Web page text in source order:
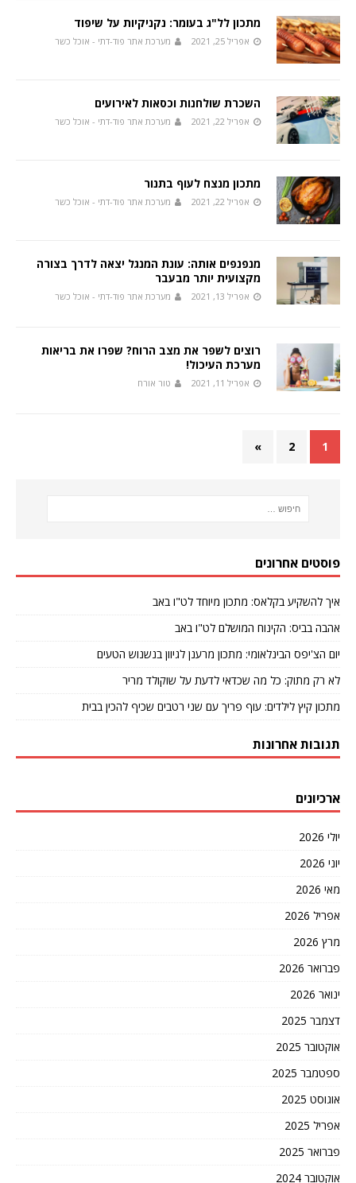
מתכון לל"ג בעומר: נקניקיות על שיפוד
אפריל 25, 2021 מערכת אתר פוד-דתי - אוכל כשר
השכרת שולחנות וכסאות לאירועים
אפריל 22, 2021 מערכת אתר פוד-דתי - אוכל כשר
מתכון מנצח לעוף בתנור
אפריל 22, 2021 מערכת אתר פוד-דתי - אוכל כשר
מנפנפים אותה: עונת המנגל יצאה לדרך בצורה
מקצועית יותר מבעבר
אפריל 13, 2021 מערכת אתר פוד-דתי - אוכל כשר
רוצים לשפר את מצב הרוח? שפרו את בריאות
מערכת העיכול!
אפריל 11, 2021 טור אורח
1
2
»
פוסטים אחרונים
איך להשקיע בקלאס: מתכון מיוחד לט"ו באב
אהבה בביס: הקינוח המושלם לט"ו באב
יום הצ'יפס הבינלאומי: מתכון מרענן לגיוון בנשנוש הטעים
לא רק מתוק: כל מה שכדאי לדעת על שוקולד מריר
מתכון קיץ לילדים: עוף פריך עם שני רטבים שכיף להכין בבית
תגובות אחרונות
ארכיונים
יולי 2026
יוני 2026
מאי 2026
אפריל 2026
מרץ 2026
פברואר 2026
ינואר 2026
דצמבר 2025
אוקטובר 2025
ספטמבר 2025
אוגוסט 2025
אפריל 2025
פברואר 2025
אוקטובר 2024